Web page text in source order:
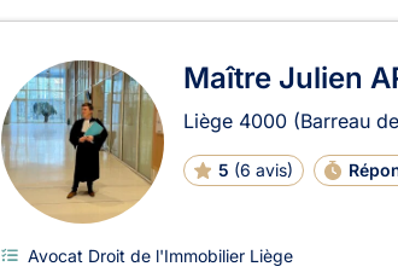
Maître Julien
Liège 4000 (Barreau
5 (6 avis)
Avocat Droit de l'Immobilier Liège